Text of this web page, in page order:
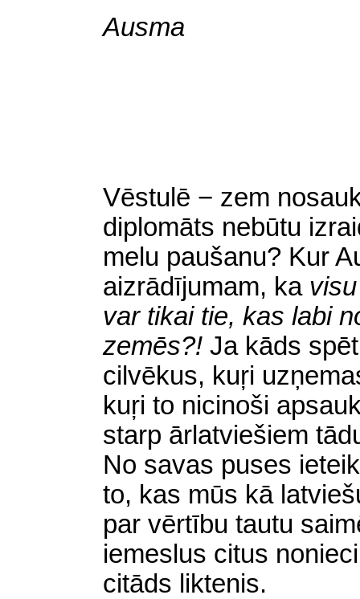
Ausma
Vēstulē − zem
diplomāts nebūtu
melu paušanu? Kur
aizrādījumam, ka
var tikai tie, kas labi
zemēs?! Ja kāds
cilvēkus, kuŗi
kuŗi to nicinoši
starp ārlatviešiem
No savas puses
to, kas mūs kā
par vērtību tautu
iemeslus citus
citāds liktenis.